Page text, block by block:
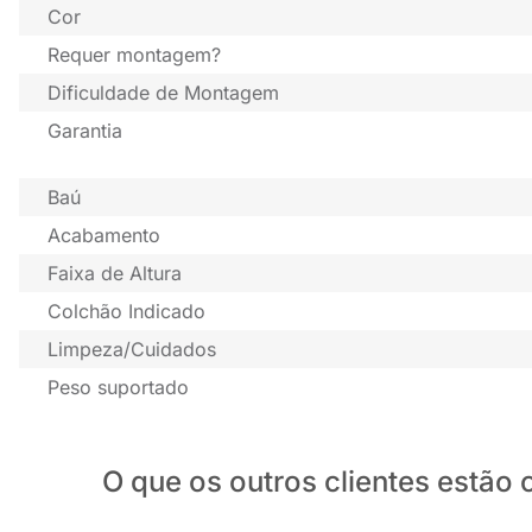
Cor
Requer montagem?
Dificuldade de Montagem
Garantia
Baú
Acabamento
Faixa de Altura
Colchão Indicado
Limpeza/Cuidados
Peso suportado
O que os outros clientes estão